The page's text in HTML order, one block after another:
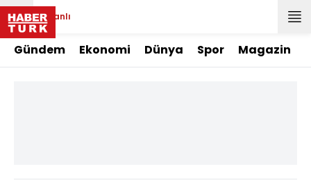
Canlı
Gündem Ekonomi Dünya Spor Magazin